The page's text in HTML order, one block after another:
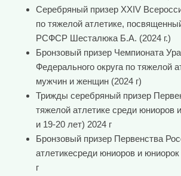
Серебряный призер XXIV
по тяжелой атлетике,
РСФСР Шесталюка Б.А. (2024 г.)
Бронзовый призер Чемпионата
Федерального округа по тяжелой
мужчин и женщин (2024 г)
Трижды серебряный призер
тяжелой атлетике среди юниоров
и 19-20 лет) 2024 г
Бронзовый призер Первенства
атлетикесреди юниоров и юниорок
г